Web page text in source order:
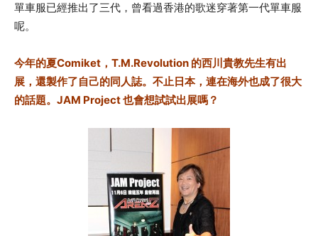
單車服已經推出了三代，曾看過香港的歌迷穿著第一代單車服
呢。
今年的夏Comiket，T.M.Revolution 的西川貴教先生有出
展，還製作了自己的同人誌。不止日本，連在海外也成了很大
的話題。JAM Project 也會想試試出展嗎？